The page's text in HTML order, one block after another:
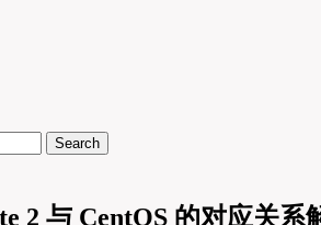
Search
2 与 CentOS 的对应关系